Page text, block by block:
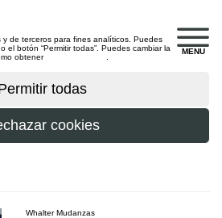
MENU
y de terceros para fines analíticos. Puedes
el botón “Permitir todas”. Puedes cambiar la
obtener
Whalter Mudanzas